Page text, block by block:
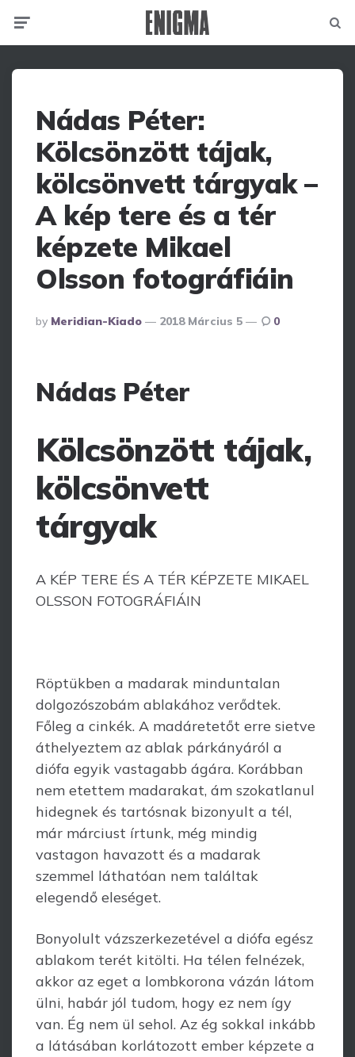
Nádas Péter:
Kölcsönzött tájak,
kölcsönvett tárgyak –
A kép tere és a tér
képzete Mikael
Olsson fotográfiáin
Posted
By
By Meridian-Kiado 2018 Március 5 0
Nádas Péter
Kölcsönzött tájak,
kölcsönvett
tárgyak
A KÉP TERE ÉS A TÉR KÉPZETE MIKAEL
OLSSON FOTOGRÁFIÁIN
Röptükben a madarak minduntalan
dolgozószobám ablakához verődtek.
Főleg a cinkék. A madáretetőt erre sietve
áthelyeztem az ablak párkányáról a
diófa egyik vastagabb ágára. Korábban
nem etettem madarakat, ám szokatlanul
hidegnek és tartósnak bizonyult a tél,
már márciust írtunk, még mindig
vastagon havazott és a madarak
szemmel láthatóan nem találtak
elegendő eleséget.
Bonyolult vázszerkezetével a diófa egész
ablakom terét kitölti. Ha télen felnézek,
akkor az eget a lombkorona vázán látom
ülni, habár jól tudom, hogy ez nem így
van. Ég nem ül sehol. Az ég sokkal inkább
a látásában korlátozott ember képzete a